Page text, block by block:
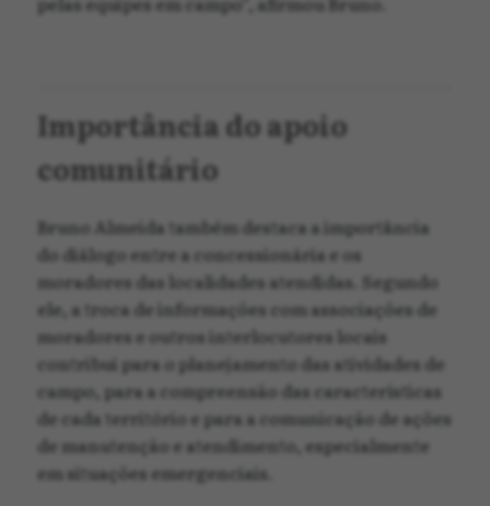
Importância do apoio
comunitário
Bruno Almeida também destaca a importância
do diálogo entre a concessionária e os
moradores das localidades atendidas. Segundo
ele, a troca de informações com associações de
moradores e outros interlocutores locais
contribui para o planejamento das atividades de
campo, para a compreensão das características
de cada território e para a comunicação de ações
de manutenção e atendimento, especialmente
em situações emergenciais.